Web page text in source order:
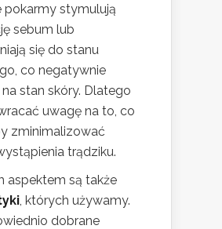
pokarmy stymulują
sebum lub
się do stanu
co negatywnie
stan skóry. Dlatego
uwagę na to, co
zminimalizować
trądziku.
aspektem są także
, których używamy.
dobrane